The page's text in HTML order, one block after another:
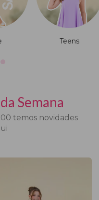
Teens
Semana
temos novidades